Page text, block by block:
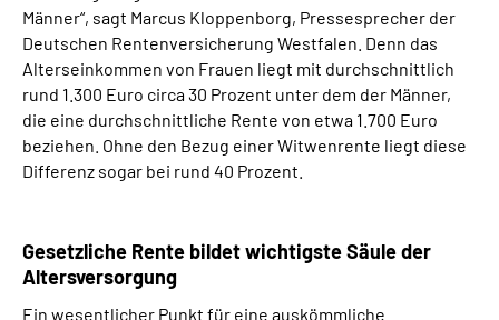
Männer“, sagt Marcus Kloppenborg, Pressesprecher der
Deutschen Rentenversicherung Westfalen. Denn das
Alterseinkommen von Frauen liegt mit durchschnittlich
rund 1.300 Euro circa 30 Prozent unter dem der Männer,
die eine durchschnittliche Rente von etwa 1.700 Euro
beziehen. Ohne den Bezug einer Witwenrente liegt diese
Differenz sogar bei rund 40 Prozent.
Gesetzliche Rente bildet wichtigste Säule der
Altersversorgung
Ein wesentlicher Punkt für eine auskömmliche